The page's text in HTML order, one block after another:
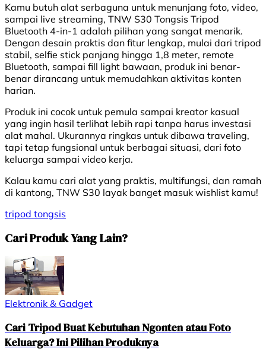
Kamu butuh alat serbaguna untuk menunjang foto, video,
sampai live streaming, TNW S30 Tongsis Tripod
Bluetooth 4-in-1 adalah pilihan yang sangat menarik.
Dengan desain praktis dan fitur lengkap, mulai dari tripod
stabil, selfie stick panjang hingga 1,8 meter, remote
Bluetooth, sampai fill light bawaan, produk ini benar-
benar dirancang untuk memudahkan aktivitas konten
harian.
Produk ini cocok untuk pemula sampai kreator kasual
yang ingin hasil terlihat lebih rapi tanpa harus investasi
alat mahal. Ukurannya ringkas untuk dibawa traveling,
tapi tetap fungsional untuk berbagai situasi, dari foto
keluarga sampai video kerja.
Kalau kamu cari alat yang praktis, multifungsi, dan ramah
di kantong, TNW S30 layak banget masuk wishlist kamu!
tripod tongsis
Cari Produk Yang Lain?
Elektronik & Gadget
Cari Tripod Buat Kebutuhan Ngonten atau Foto
Keluarga? Ini Pilihan Produknya